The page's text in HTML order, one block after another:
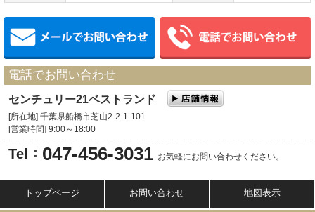
メールでお問い合わせ
電話でお問い合わせ
センチュリー21ベストランド
[所在地] 千葉県船橋市芝山2-2-1-101
[営業時間] 9:00～18:00
Tel ： 047-456-3031 お気軽にお問い合わせください。
トップページ お問い合わせ 地図表示